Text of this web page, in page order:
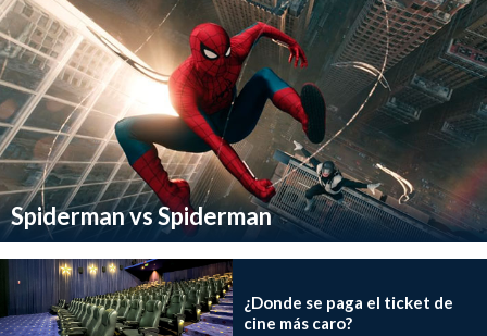
Spiderman vs Spiderman
¿Donde se paga el ticket de
cine más caro?